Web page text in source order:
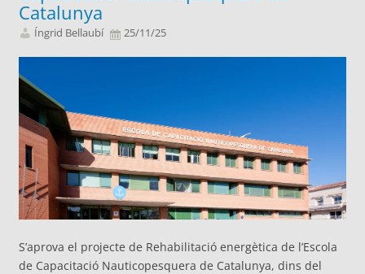
Catalunya
Íngrid Bellaubí 25/11/25
S’aprova el projecte de Rehabilitació energètica de l’Escola
de Capacitació Nauticopesquera de Catalunya, dins del